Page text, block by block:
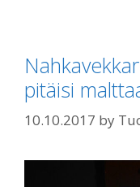
pitäisi
10.10.2017 by